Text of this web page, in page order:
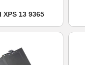
13 9365